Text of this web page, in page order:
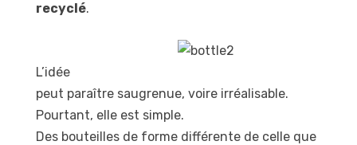
recyclé.
L’idée
peut paraître saugrenue, voire irréalisable.
Pourtant, elle est simple.
Des bouteilles de forme différente de celle que